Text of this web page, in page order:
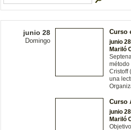
junio 28
Domingo
Curso
junio
Mariló
método
Cristoff
una
Curso
junio
Mariló